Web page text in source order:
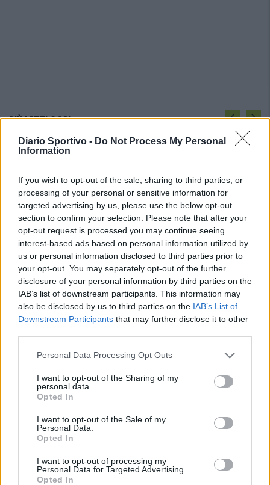
Diario Sportivo - Do Not Process My Personal
Information
If you wish to opt-out of the sale, sharing to third parties, or
processing of your personal or sensitive information for
targeted advertising by us, please use the below opt-out
section to confirm your selection. Please note that after your
opt-out request is processed you may continue seeing
interest-based ads based on personal information utilized by
us or personal information disclosed to third parties prior to
your opt-out. You may separately opt-out of the further
disclosure of your personal information by third parties on the
IAB’s list of downstream participants. This information may
also be disclosed by us to third parties on the IAB’s List of
Downstream Participants that may further disclose it to other
Personal Data Processing Opt Outs
I want to opt-out of the Sharing of my
personal data.
Opted In
I want to opt-out of the Sale of my
Personal Data.
Opted In
I want to opt-out of processing my
Personal Data for Targeted Advertising.
Opted In
PIÙ LETTI OGGI
7 Ago 2026
Gran colpo dell'Ossese, per la difesa c'è l'ex
Torres Riccardo Idda
7 Ago 2026
Latte Dolce, Fresu sul girone: «Se la
giocheranno Torres e Albalonga, noi non
siamo in prima fascia come in passato»
8 Set 2021
Aloia, il primo acquisto è Loru
7 Ago 2026
Il Monastir 1983 si trasforma da Associazione